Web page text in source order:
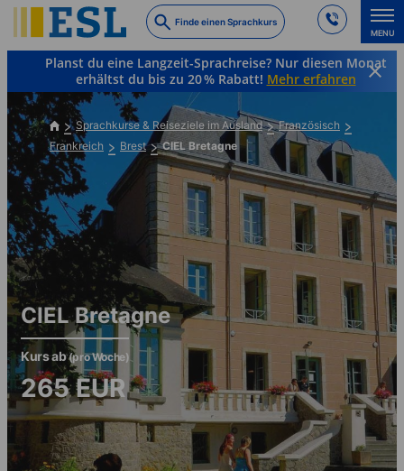
to
main
content
Finde einen Sprachkurs
MENU
Planst du eine Langzeit-Sprachreise? Nur diesen Monat
erhältst du bis zu 20 % Rabatt! Mehr erfahren
Sprachkurse & Reiseziele im Ausland
Französisch
Frankreich
Brest CIEL Bretagne
CIEL Bretagne
Kurs ab(pro Woche)
265EUR